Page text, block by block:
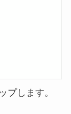
プします。